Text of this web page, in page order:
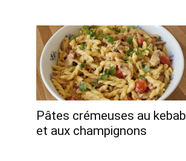
Pâtes crémeuses au kebab
et aux champignons